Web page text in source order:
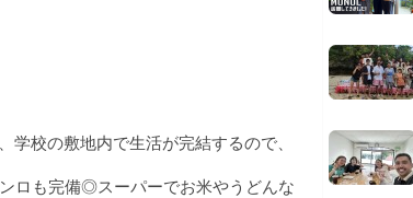
校の敷地内で生活が完結するので、
ロも完備◎スーパーでお米やうどんな